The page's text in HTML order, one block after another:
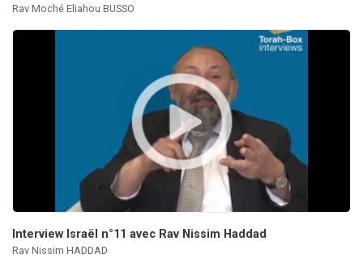
Rav Moché Eliahou BUSSO
Interview Israël n°11 avec Rav Nissim Haddad
Rav Nissim HADDAD